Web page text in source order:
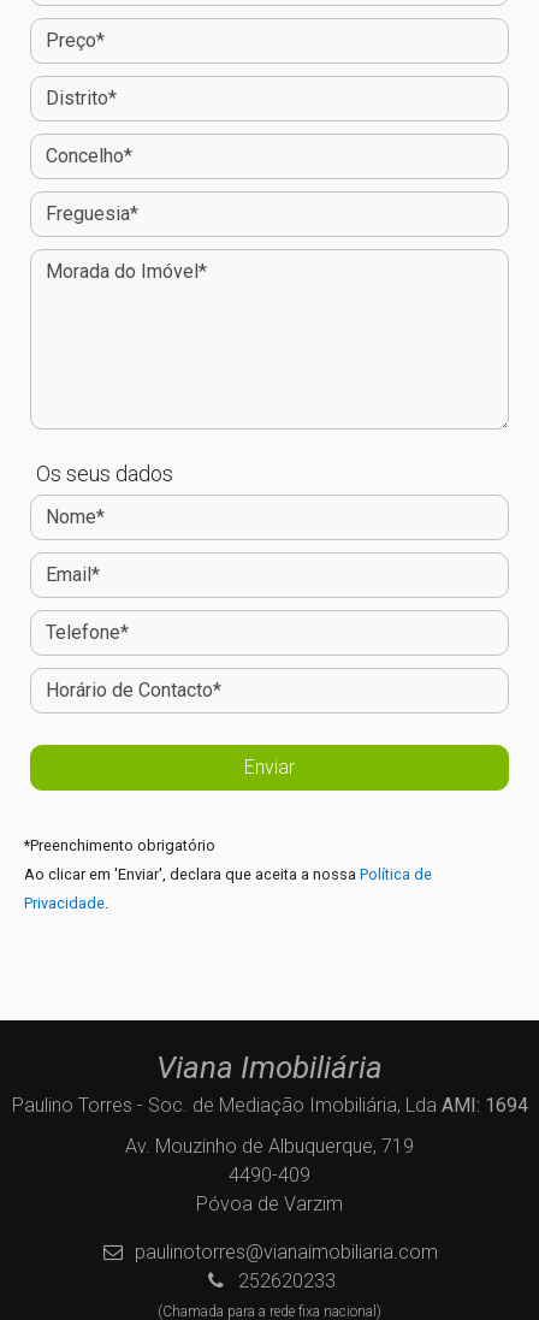
Os seus dados
*Preenchimento obrigatório
Ao clicar em 'Enviar', declara que aceita a nossa Política de
Privacidade
Viana Imobiliária
Paulino Torres - Soc. de Mediação Imobiliária, Lda AMI: 1694
Av. Mouzinho de Albuquerque, 719
4490-409
Póvoa de Varzim
paulinotorres@vianaimobiliaria.com
252620233
(Chamada para a rede fixa nacional)